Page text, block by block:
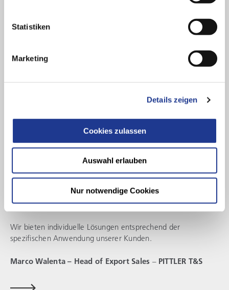
Statistiken
Marketing
Details zeigen
Cookies zulassen
Auswahl erlauben
Nur notwendige Cookies
Ihr Ansprechpartner beiPITTLER T&S
Sie haben Rückfragen zu unserem Maschinenprogramm oder
einem individuellen Anwendungsfall?
Sie wünschen weiterführende Informationen oder ein
konkretes Angebot?
Wir bieten individuelle Lösungen entsprechend der
spezifischen Anwendung unserer Kunden.
Marco Walenta – Head of Export Sales – PITTLER T&S